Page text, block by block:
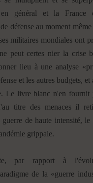
en général et la France
défense au moment
militaires mondiales ont
peut certes nier la crise
lieu à une analyse
et les autres budgets,
Le livre blanc n'en fournit
titre des menaces il
de haute intensité, le
grippale.
par rapport à
de la «guerre